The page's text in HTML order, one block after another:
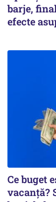
barje,
efecte
Ce buget
vacanță?